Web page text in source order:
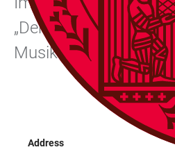
„Der künstliche
Musikleben von
Address